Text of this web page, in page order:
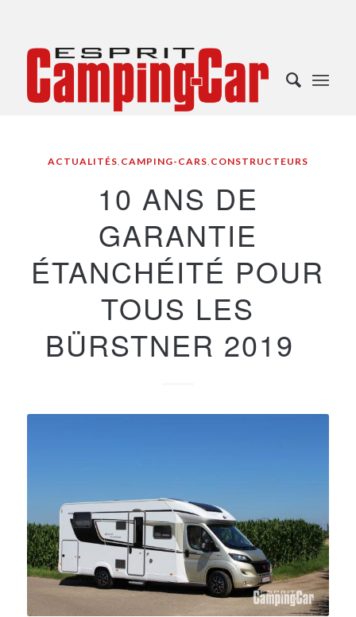
ACTUALITÉS, CAMPING-CARS, CONSTRUCTEURS
10 ANS DE
GARANTIE
ÉTANCHÉITÉ POUR
TOUS LES
BÜRSTNER 2019